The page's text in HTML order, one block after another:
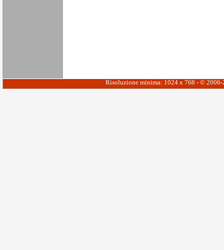
Risoluzione minima: 1024 x 768 - ©